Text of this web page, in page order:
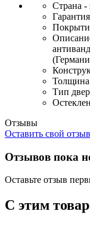
Страна -
Толщина
Тип
Отзывы
Оставить свой отзыв
Отзывов пока
Оставьте отзыв
С этим